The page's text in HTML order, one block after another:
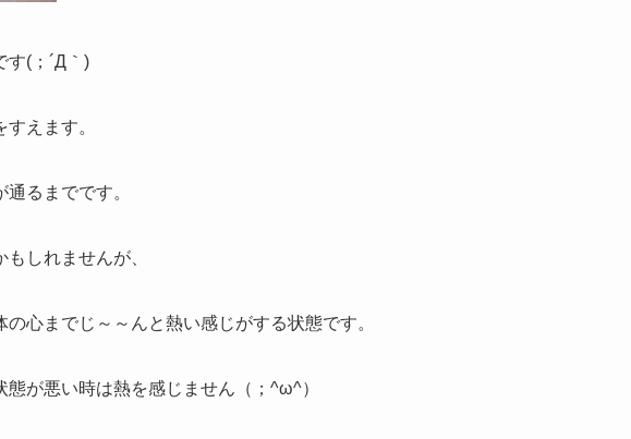
す(；´Д｀)
えます。
るまでです。
しれませんが、
心までじ～～んと熱い感じがする状態です。
が悪い時は熱を感じません（；^ω^）